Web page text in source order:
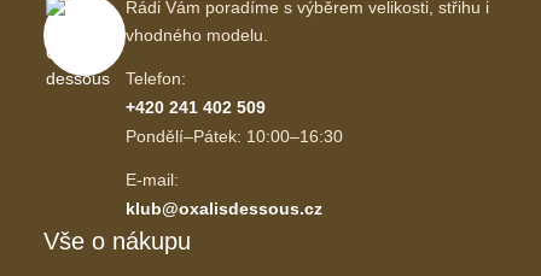
Rádi Vám poradíme s výběrem velikosti, střihu i
vhodného modelu.
Telefon:
+420 241 402 509
Pondělí–Pátek: 10:00–16:30
E-mail:
klub@oxalisdessous.cz
Vše o nákupu